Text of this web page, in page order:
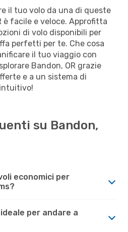
il tuo volo da una di queste
è facile e veloce. Approfitta
di volo disponibili per
perfetti per te. Che cosa
il tuo viaggio con
Bandon, OR grazie
e a un sistema di
su Bandon,
economici per
per andare a